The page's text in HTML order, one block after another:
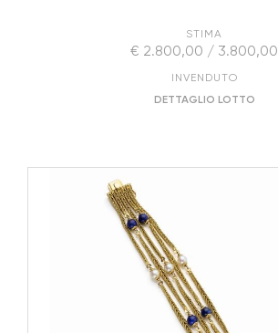
STIMA
€ 2.800,00 / 3.800,00
INVENDUTO
DETTAGLIO LOTTO